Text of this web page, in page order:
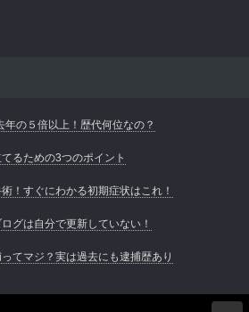
の５倍以上！歴代何位なの？
るための3つのポイント
！すぐにわかる初期症状はこれ！
グは自分で更新していない！
てマジ？実は過去にも逮捕歴あり